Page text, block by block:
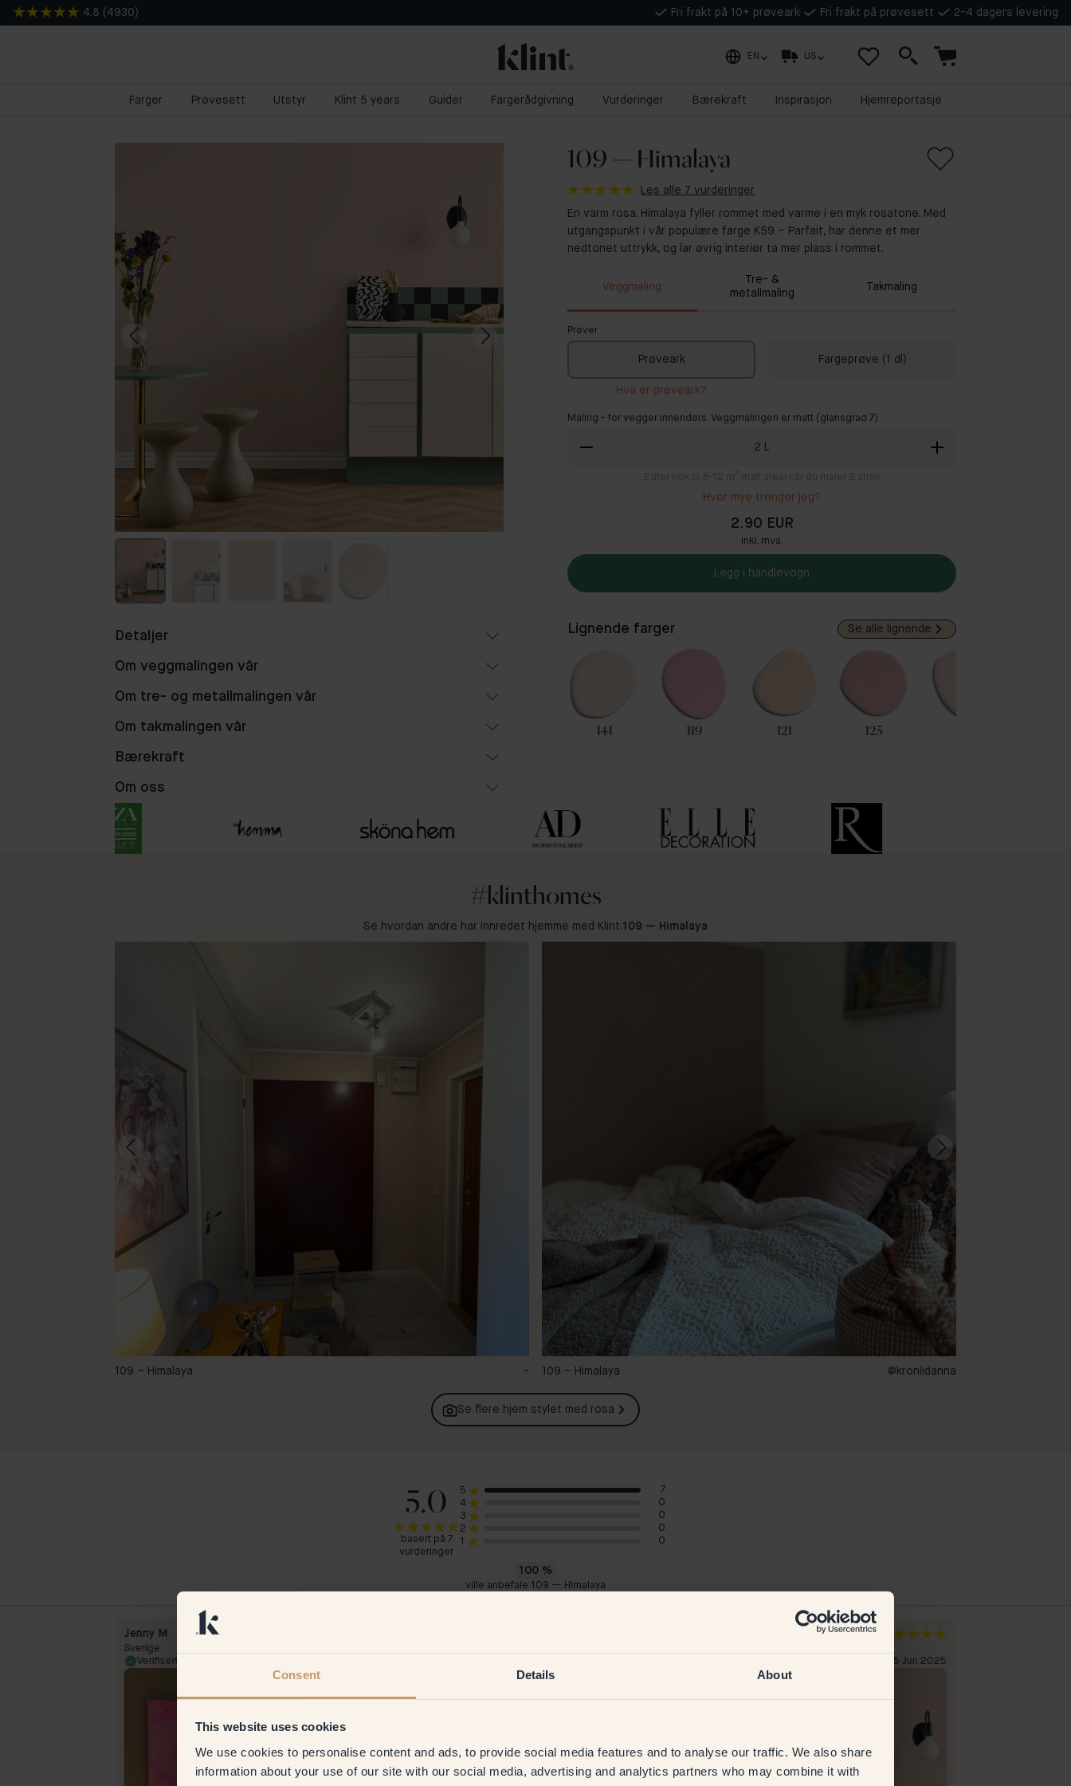
Consent Details About
This website uses cookies
We use cookies to personalise content and ads, to provide social media features and to analyse our traffic. We also share
information about your use of our site with our social media, advertising and analytics partners who may combine it with
4.8 ( 4930 ) Fri frakt på 10+ prøveark Fri frakt på prøvesett 2-4 dagers levering
EN US
Farger Prøvesett Utstyr Klint 5 years Guider Fargerådgivning Vurderinger Bærekraft Inspirasjon Hjemreportasje
109 — Himalaya
Les alle 7 vurderinger
En varm rosa. Himalaya fyller rommet med varme i en myk rosatone. Med
utgangspunkt i vår populære farge K59 – Parfait, har denne et mer
nedtonet uttrykk, og lar øvrig interiør ta mer plass i rommet.
Veggmaling
Tre- &
metallmaling
Takmaling
Prøver
Prøveark Fargeprøve (1 dl)
Hva er prøveark?
Maling - for vegger innendørs. Veggmalingen er matt (glansgrad 7)
2 L
2 liter nok til 8-12 m² malt areal når du maler 2 strøk
Hvor mye trenger jeg?
2.90 EUR
inkl. mva.
Legg i handlevogn
Lignende farger Se alle lignende
105 16 141 119 121 125 128
Detaljer
Om veggmalingen vår
Om tre- og metallmalingen vår
Om takmalingen vår
Bærekraft
Om oss
#klinthomes
Se hvordan andre har innredet hjemme med Klint.109 — Himalaya
109 – Himalaya - 109 – Himalaya @kronlidanna
Se flere hjem stylet med rosa
5.0
basert på 7
vurderinger
5
7
4
0
3
0
2
0
1
0
100 %
ville anbefale 109 — Himalaya
Jenny M
Sverige
Verifisert kunde
15 Jun 2025